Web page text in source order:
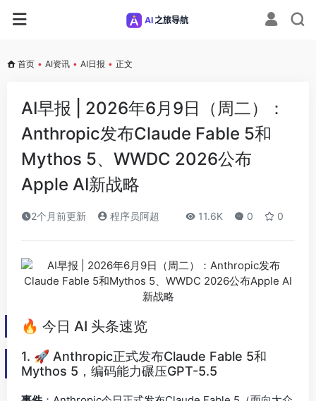
首页 • AI资讯 • AI日报 • 正文
AI早报 | 2026年6月9日（周二）：
Anthropic发布Claude Fable 5和
Mythos 5、WWDC 2026公布
Apple AI新战略
2个月前更新 程序员阿超 11.6K 0 0
🔥 今日 AI 头条速览
1. 🚀 Anthropic正式发布Claude Fable 5和
Mythos 5，编码能力碾压GPT-5.5